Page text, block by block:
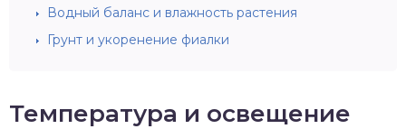
Водный баланс и влажность растения
Грунт и укоренение фиалки
Температура и освещение